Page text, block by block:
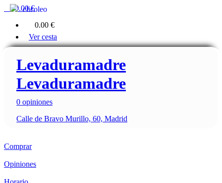
0.00 €
clicoleo
0.00 €
Ver cesta
Levaduramadre
Levaduramadre
0 opiniones
Calle de Bravo Murillo, 60, Madrid
Comprar
Opiniones